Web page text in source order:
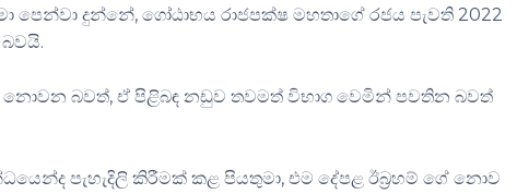
පෙන්වා දුන්නේ, ගෝඨාභය රාජපක්ෂ මහතාගේ රජය පැවති 2022
බවත්, ඒ පිළිබඳ නඩුව තවමත් විභාග වෙමින් පවතින බවත්
පැහැදිලි කිරීමක් කළ පියතුමා, එම දේපළ ඊබ්‍රහම් ගේ නොව